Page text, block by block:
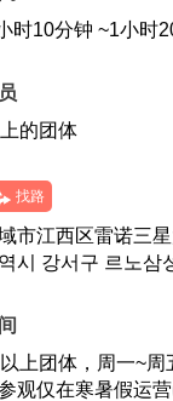
时10分钟 ~1小时
的团体
找路
市江西区雷诺三
시 강서구 르노삼
上团体，周一~周
观仅在寒暑假运